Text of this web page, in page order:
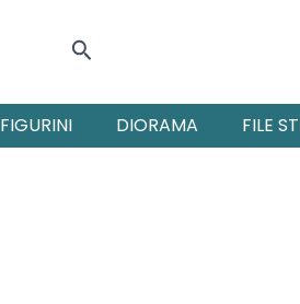
Cerca
FIGURINI DIORAMA FILE